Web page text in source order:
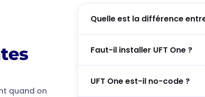
quand on
Quelle est la différence
Faut-il installer UFT One ?
UFT One est-il no-code ?